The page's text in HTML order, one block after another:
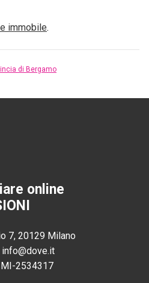
immobile.
di Bergamo
online
7, 20129 Milano
info@dove.it
MI-2534317